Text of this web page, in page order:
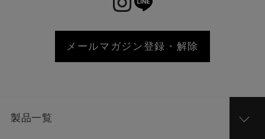
メールマガジン登録・解除
製品一覧